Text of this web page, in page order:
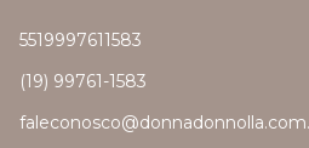
5519997611583
(19) 99761-1583